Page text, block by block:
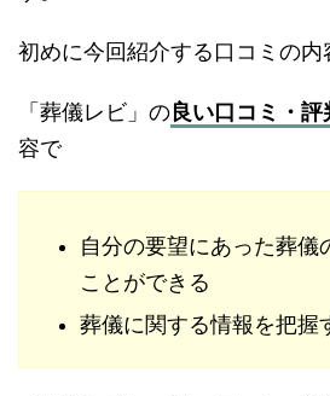
初めに今回紹介する口コミの内
「葬儀レビ」の良い口コミ・評
容で
自分の要望にあった葬儀
ことができる
葬儀に関する情報を把握